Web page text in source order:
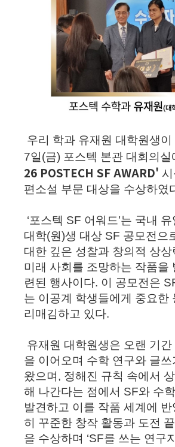
우리 학과 유재원 대학원생
7일(금) 포스텍 본관 대회의실
26 POSTECH SF AWARD'
편소설 부문 대상을 수상하였
‘포스텍 SF 어워드’는 국내
대학(원)생 대상 SF 공모전으
대한 깊은 성찰과 창의적 상
미래 사회를 조망하는 작품을
련된 행사이다. 이 공모전은
는 이공계 학생들에게 중요한
리매김하고 있다.
유재원 대학원생은 오랜 기
을 이어오며 수학 연구와 글쓰
왔으며, 정해진 규칙 속에서
해 나간다는 점에서 SF와 수
발견하고 이를 작품 세계에
히 꾸준한 창작 활동과 도전
을 수상하며 ‘SF를 쓰는 연구